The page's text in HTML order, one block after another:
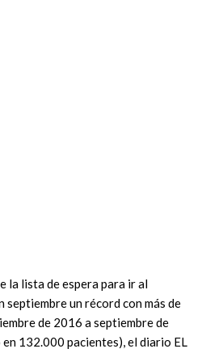
la lista de espera para ir al
septiembre un récord con más de
de 2016 a septiembre de
132.000 pacientes), el diario EL